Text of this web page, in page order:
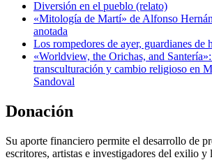
Diversión en el pueblo (relato)
«Mitología de Martí» de Alfonso
anotada
Los rompedores de ayer, guardianes de
«Worldview, the Orichas, and
transculturación y cambio religioso en
Sandoval
Donación
Su aporte financiero permite el desarrollo de
escritores, artistas e investigadores del exilio y